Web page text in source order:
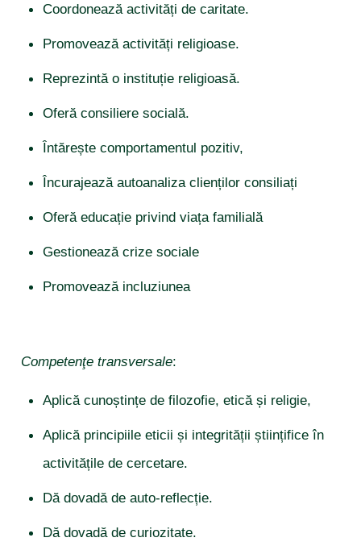
Coordonează activități de caritate.
Promovează activități religioase.
Reprezintă o instituție religioasă.
Oferă consiliere socială.
Întărește comportamentul pozitiv,
Încurajează autoanaliza clienților consiliați
Oferă educație privind viața familială
Gestionează crize sociale
Promovează incluziunea
Competenţe transversale:
Aplică cunoștințe de filozofie, etică și religie,
Aplică principiile eticii și integrității științifice în
activitățile de cercetare.
Dă dovadă de auto-reflecție.
Dă dovadă de curiozitate.